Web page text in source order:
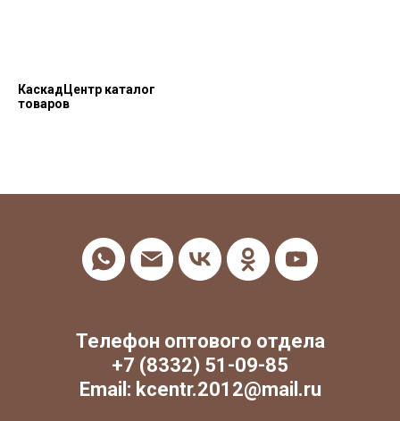
КаскадЦентр каталог
товаров
Телефон оптового отдела
+7 (8332) 51-09-85
Email: kcentr.2012@mail.ru